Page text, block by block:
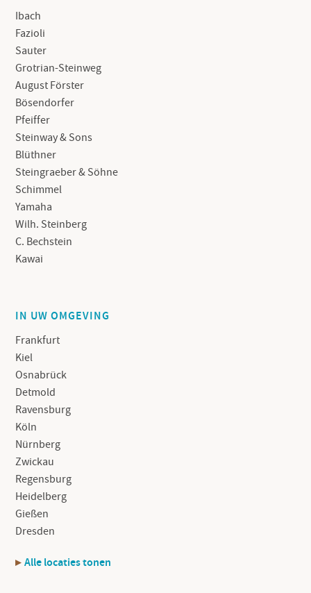
Ibach
Fazioli
Sauter
Grotrian-Steinweg
August Förster
Bösendorfer
Pfeiffer
Steinway & Sons
Blüthner
Steingraeber & Söhne
Schimmel
Yamaha
Wilh. Steinberg
C. Bechstein
Kawai
IN UW OMGEVING
Frankfurt
Kiel
Osnabrück
Detmold
Ravensburg
Köln
Nürnberg
Zwickau
Regensburg
Heidelberg
Gießen
Dresden
Alle locaties tonen